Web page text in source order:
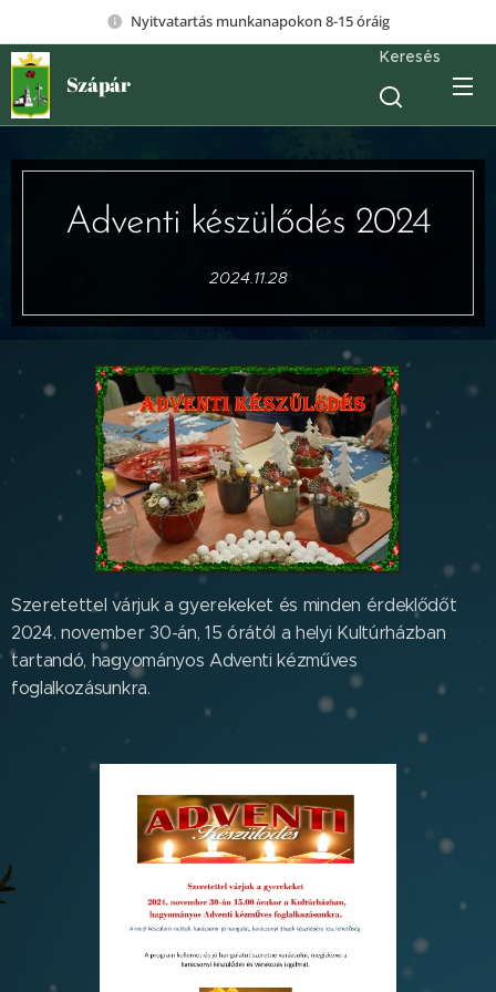
Nyitvatartás munkanapokon 8-15 óráig
Szápár
Keresés
Adventi készülődés 2024
2024.11.28
Szeretettel várjuk a gyerekeket és minden érdeklődőt
2024. november 30-án, 15 órától a helyi Kultúrházban
tartandó, hagyományos Adventi kézműves
foglalkozásunkra.